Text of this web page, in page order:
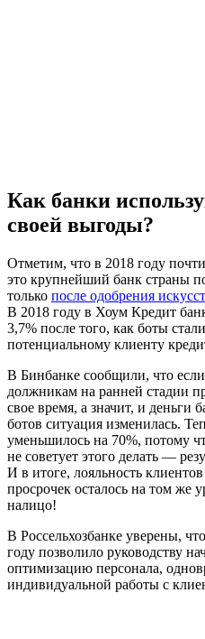
Как банки
своей выгоды?
Отметим, что в 2018 году
это крупнейший банк страны
только после одобрения
В 2018 году в Хоум Кредит
3,7% после того, как боты
потенциальному клиенту
В Бинбанке сообщили, что
должникам на ранней стадии
свое время, а значит, и деньги
ботов ситуация изменилась.
уменьшилось на 70%, потому
не советует этого делать —
И в итоге, лояльность
просрочек осталось на том же
налицо!
В Россельхозбанке уверены,
году позволило руководству
оптимизацию персонала,
индивидуальной работы с